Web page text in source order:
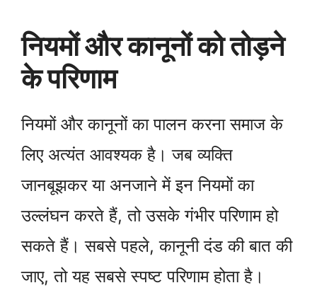
नियमों और कानूनों को तोड़ने
के परिणाम
नियमों और कानूनों का पालन करना समाज के
लिए अत्यंत आवश्यक है। जब व्यक्ति
जानबूझकर या अनजाने में इन नियमों का
उल्लंघन करते हैं, तो उसके गंभीर परिणाम हो
सकते हैं। सबसे पहले, कानूनी दंड की बात की
जाए, तो यह सबसे स्पष्ट परिणाम होता है।